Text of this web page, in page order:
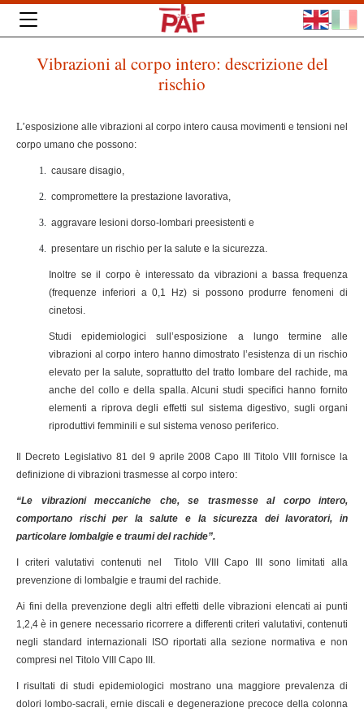
Vibrazioni al corpo intero: descrizione del
rischio
L’esposizione alle vibrazioni al corpo intero causa movimenti e tensioni nel
corpo umano che possono:
causare disagio,
compromettere la prestazione lavorativa,
aggravare lesioni dorso-lombari preesistenti e
presentare un rischio per la salute e la sicurezza.
Inoltre se il corpo è interessato da vibrazioni a bassa frequenza
(frequenze inferiori a 0,1 Hz) si possono produrre fenomeni di
cinetosi.
Studi epidemiologici sull’esposizione a lungo termine alle
vibrazioni al corpo intero hanno dimostrato l’esistenza di un rischio
elevato per la salute, soprattutto del tratto lombare del rachide, ma
anche del collo e della spalla. Alcuni studi specifici hanno fornito
elementi a riprova degli effetti sul sistema digestivo, sugli organi
riproduttivi femminili e sul sistema venoso periferico.
Decreto Legislativo 81 del 9 aprile 2008 Capo III Titolo VIII fornisce la
definizione di vibrazioni trasmesse al corpo intero:
“Le vibrazioni meccaniche che, se trasmesse al corpo intero,
comportano rischi per la salute e la sicurezza dei lavoratori, in
particolare lombalgie e traumi del rachide”.
I criteri valutativi contenuti nel Titolo VIII Capo III sono limitati alla
prevenzione di lombalgie e traumi del rachide.
Ai fini della prevenzione degli altri effetti delle vibrazioni elencati ai punti
1,2,4 è in genere necessario ricorrere a differenti criteri valutativi, contenuti
negli standard internazionali ISO riportati alla sezione normativa e non
compresi nel Titolo VIII Capo III.
I risultati di studi epidemiologici mostrano una maggiore prevalenza di
dolori lombo-sacrali, ernie discali e degenerazione precoce della colonna